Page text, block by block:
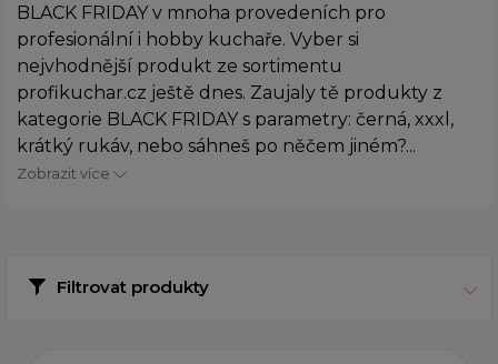
BLACK FRIDAY v mnoha provedeních pro
profesionální i hobby kuchaře. Vyber si
nejvhodnější produkt ze sortimentu
profikuchar.cz ještě dnes. Zaujaly tě produkty z
kategorie BLACK FRIDAY s parametry: černá, xxxl,
krátký rukáv, nebo sáhneš po něčem jiném?...
Zobrazit více
Filtrovat produkty